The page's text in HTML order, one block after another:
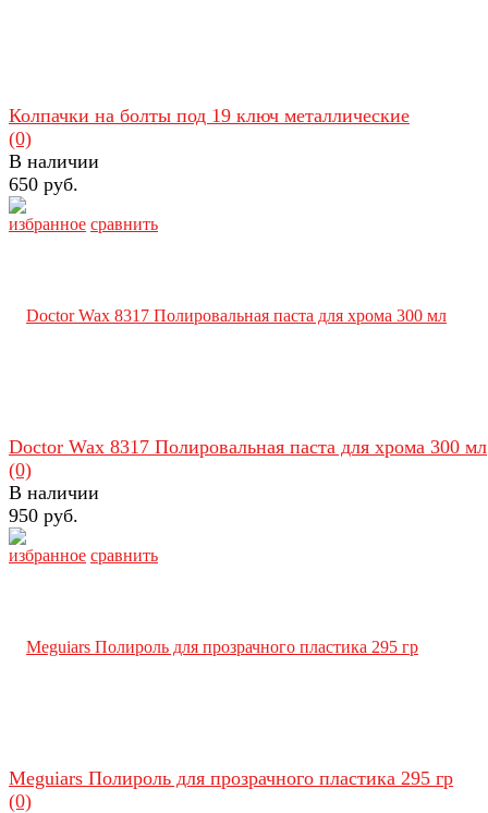
избранное сравнить
Колпачки на болты под 19 ключ металлические
(0)
В наличии
650 руб.
избранное сравнить
Doctor Wax 8317 Полировальная паста для хрома 300 мл
(0)
В наличии
950 руб.
Meguiars Полироль для прозрачного пластика 295 гр
(0)